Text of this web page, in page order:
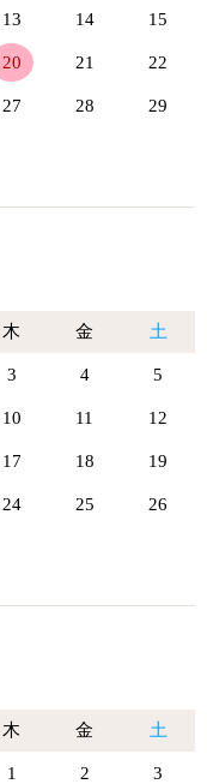
13 14 15
20 21 22
27 28 29
木 金 土
3 4 5
10 11 12
17 18 19
24 25 26
木 金 土
1 2 3